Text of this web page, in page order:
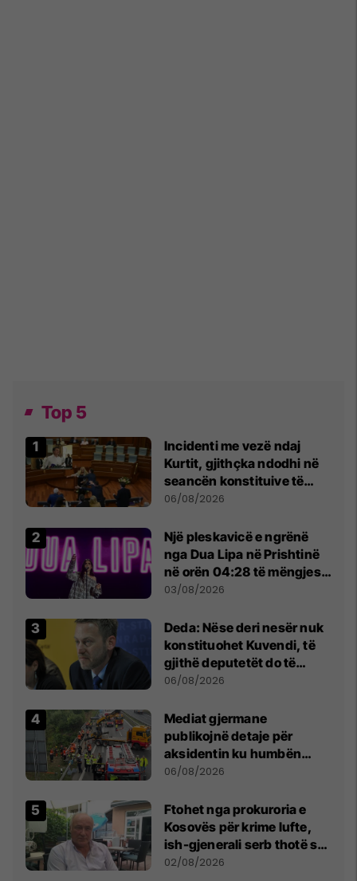
Top 5
Incidenti me vezë ndaj
Kurtit, gjithçka ndodhi në
seancën konstituive të
Kuvendit
06/08/2026
Një pleskavicë e ngrënë
nga Dua Lipa në Prishtinë
në orën 04:28 të mëngjesit
- dhe bota digjitale serbe
03/08/2026
Deda: Nëse deri nesër nuk
konstituohet Kuvendi, të
gjithë deputetët do të
bëjnë shkelje të rëndë
06/08/2026
Mediat gjermane
publikojnë detaje për
aksidentin ku humbën
jetën tre mërgimtarë nga
06/08/2026
Ftohet nga prokuroria e
Kosovës për krime lufte,
ish-gjenerali serb thotë se
dikush e tradhtoi në
02/08/2026